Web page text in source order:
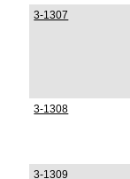
3-1307
3-1308
3-1309